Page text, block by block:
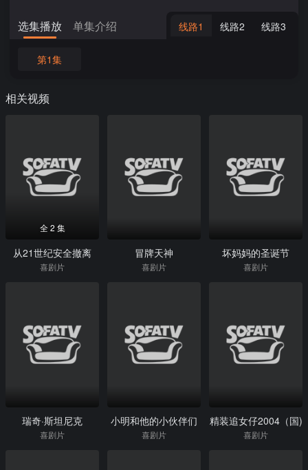
选集播放 单集介绍 线路1 线路2 线路3
第1集
相关视频
全 2 集
从21世纪安全撤离
喜剧片
冒牌天神
喜剧片
坏妈妈的圣诞节
喜剧片
瑞奇·斯坦尼克
喜剧片
小明和他的小伙伴们
喜剧片
精装追女仔2004（国)
喜剧片